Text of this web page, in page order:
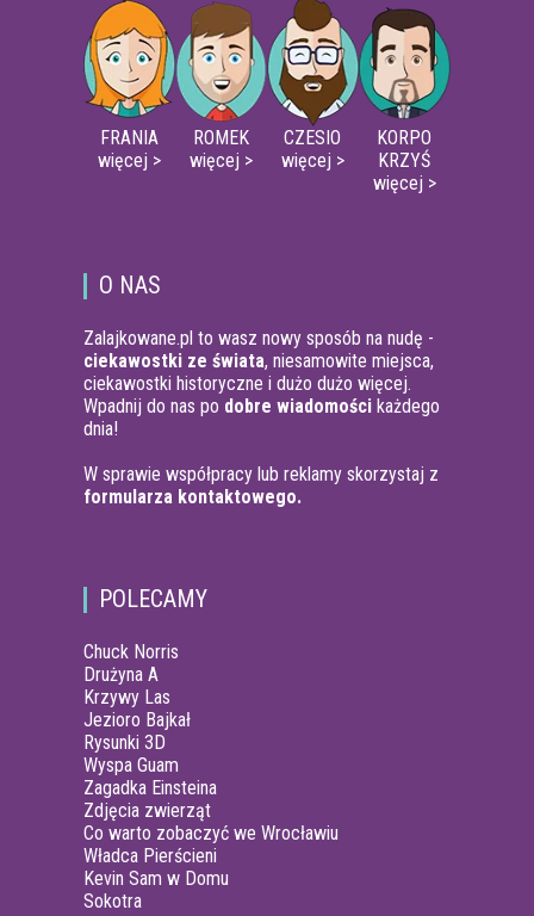
FRANIA
więcej >
ROMEK
więcej >
CZESIO
więcej >
KORPO
KRZYŚ
więcej >
O NAS
Zalajkowane.pl to wasz nowy sposób na nudę -
ciekawostki ze świata, niesamowite miejsca,
ciekawostki historyczne i dużo dużo więcej.
Wpadnij do nas po dobre wiadomości każdego
dnia!
W sprawie współpracy lub reklamy skorzystaj z
formularza kontaktowego.
POLECAMY
Chuck Norris
Drużyna A
Krzywy Las
Jezioro Bajkał
Rysunki 3D
Wyspa Guam
Zagadka Einsteina
Zdjęcia zwierząt
Co warto zobaczyć we Wrocławiu
Władca Pierścieni
Kevin Sam w Domu
Sokotra